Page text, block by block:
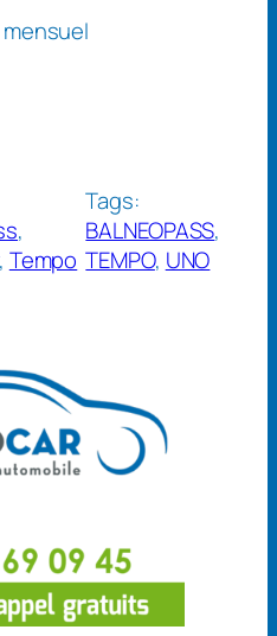
Tempo
Tags:
BALNEOPASS
TEMPO, UNO